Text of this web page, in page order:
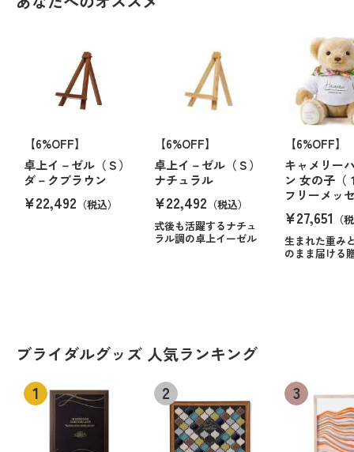
【6%OFF】
卓上イ－ゼル（Ｓ）
ダ－クブラウン
¥22,492 （税込）
【6%OFF】
卓上イ－ゼル（Ｓ）
ナチュラル
¥22,492 （税込）
式後も活躍するナチュ
ラル調の卓上イーゼル
【6%OFF】
キャメリー
ン 女の子（
フリーメッ
¥27,651 （
生まれた重み
のまま届ける
ブライダルグッズ 人気ランキング